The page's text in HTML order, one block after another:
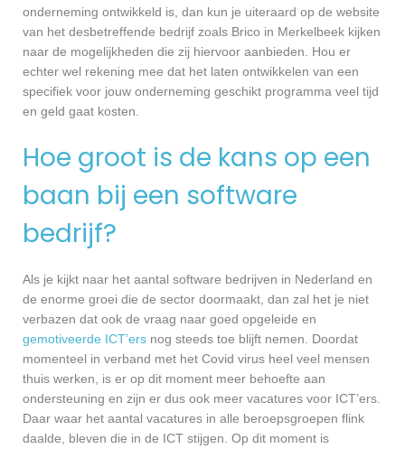
onderneming ontwikkeld is, dan kun je uiteraard op de website
van het desbetreffende bedrijf zoals Brico in Merkelbeek kijken
naar de mogelijkheden die zij hiervoor aanbieden. Hou er
echter wel rekening mee dat het laten ontwikkelen van een
specifiek voor jouw onderneming geschikt programma veel tijd
en geld gaat kosten.
Hoe groot is de kans op een
baan bij een software
bedrijf?
Als je kijkt naar het aantal software bedrijven in Nederland en
de enorme groei die de sector doormaakt, dan zal het je niet
verbazen dat ook de vraag naar goed opgeleide en
gemotiveerde ICT’ers nog steeds toe blijft nemen. Doordat
momenteel in verband met het Covid virus heel veel mensen
thuis werken, is er op dit moment meer behoefte aan
ondersteuning en zijn er dus ook meer vacatures voor ICT’ers.
Daar waar het aantal vacatures in alle beroepsgroepen flink
daalde, bleven die in de ICT stijgen. Op dit moment is